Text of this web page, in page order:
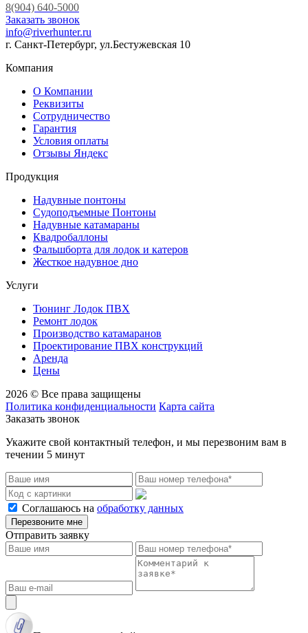
8(904) 640-5000
Заказать звонок
info@riverhunter.ru
г. Санкт-Петербург, ул.Бестужевская 10
Компания
О Компании
Реквизиты
Сотрудничество
Гарантия
Условия оплаты
Отзывы Яндекс
Продукция
Надувные понтоны
Судоподъемные Понтоны
Надувные катамараны
Квадробаллоны
Фальшборта для лодок и катеров
Жесткое надувное дно
Услуги
Тюнинг Лодок ПВХ
Ремонт лодок
Производство катамаранов
Проектирование ПВХ конструкций
Аренда
Цены
2026 © Все права защищены
Политика конфиденциальности Карта сайта
Заказать звонок
Укажите свой контактный телефон, и мы перезвоним вам в
течении 5 минут
Соглашаюсь на обработку данных
Перезвоните мне
Отправить заявку